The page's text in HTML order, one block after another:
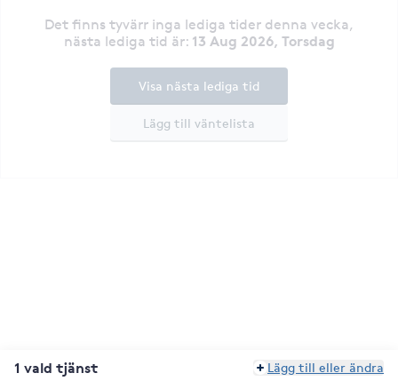
Det finns tyvärr inga lediga tider denna vecka,
nästa lediga tid är: 13 Aug 2026, Torsdag
Lägg till väntelista
Visa nästa lediga tid
1 vald tjänst Lägg till eller ändra